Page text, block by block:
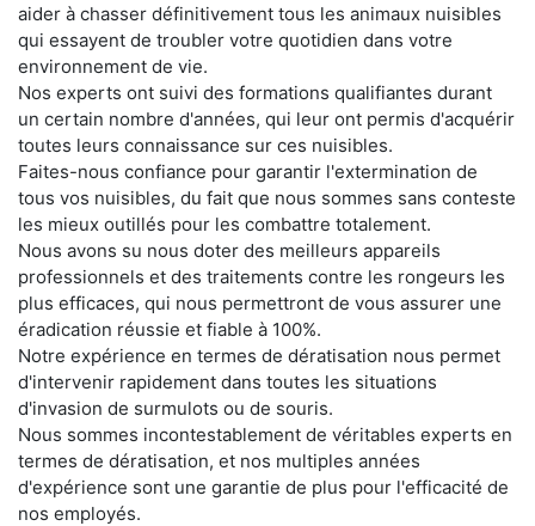
aider à chasser définitivement tous les animaux nuisibles
qui essayent de troubler votre quotidien dans votre
environnement de vie.
Nos experts ont suivi des formations qualifiantes durant
un certain nombre d'années, qui leur ont permis d'acquérir
toutes leurs connaissance sur ces nuisibles.
Faites-nous confiance pour garantir l'extermination de
tous vos nuisibles, du fait que nous sommes sans conteste
les mieux outillés pour les combattre totalement.
Nous avons su nous doter des meilleurs appareils
professionnels et des traitements contre les rongeurs les
plus efficaces, qui nous permettront de vous assurer une
éradication réussie et fiable à 100%.
Notre expérience en termes de dératisation nous permet
d'intervenir rapidement dans toutes les situations
d'invasion de surmulots ou de souris.
Nous sommes incontestablement de véritables experts en
termes de dératisation, et nos multiples années
d'expérience sont une garantie de plus pour l'efficacité de
nos employés.